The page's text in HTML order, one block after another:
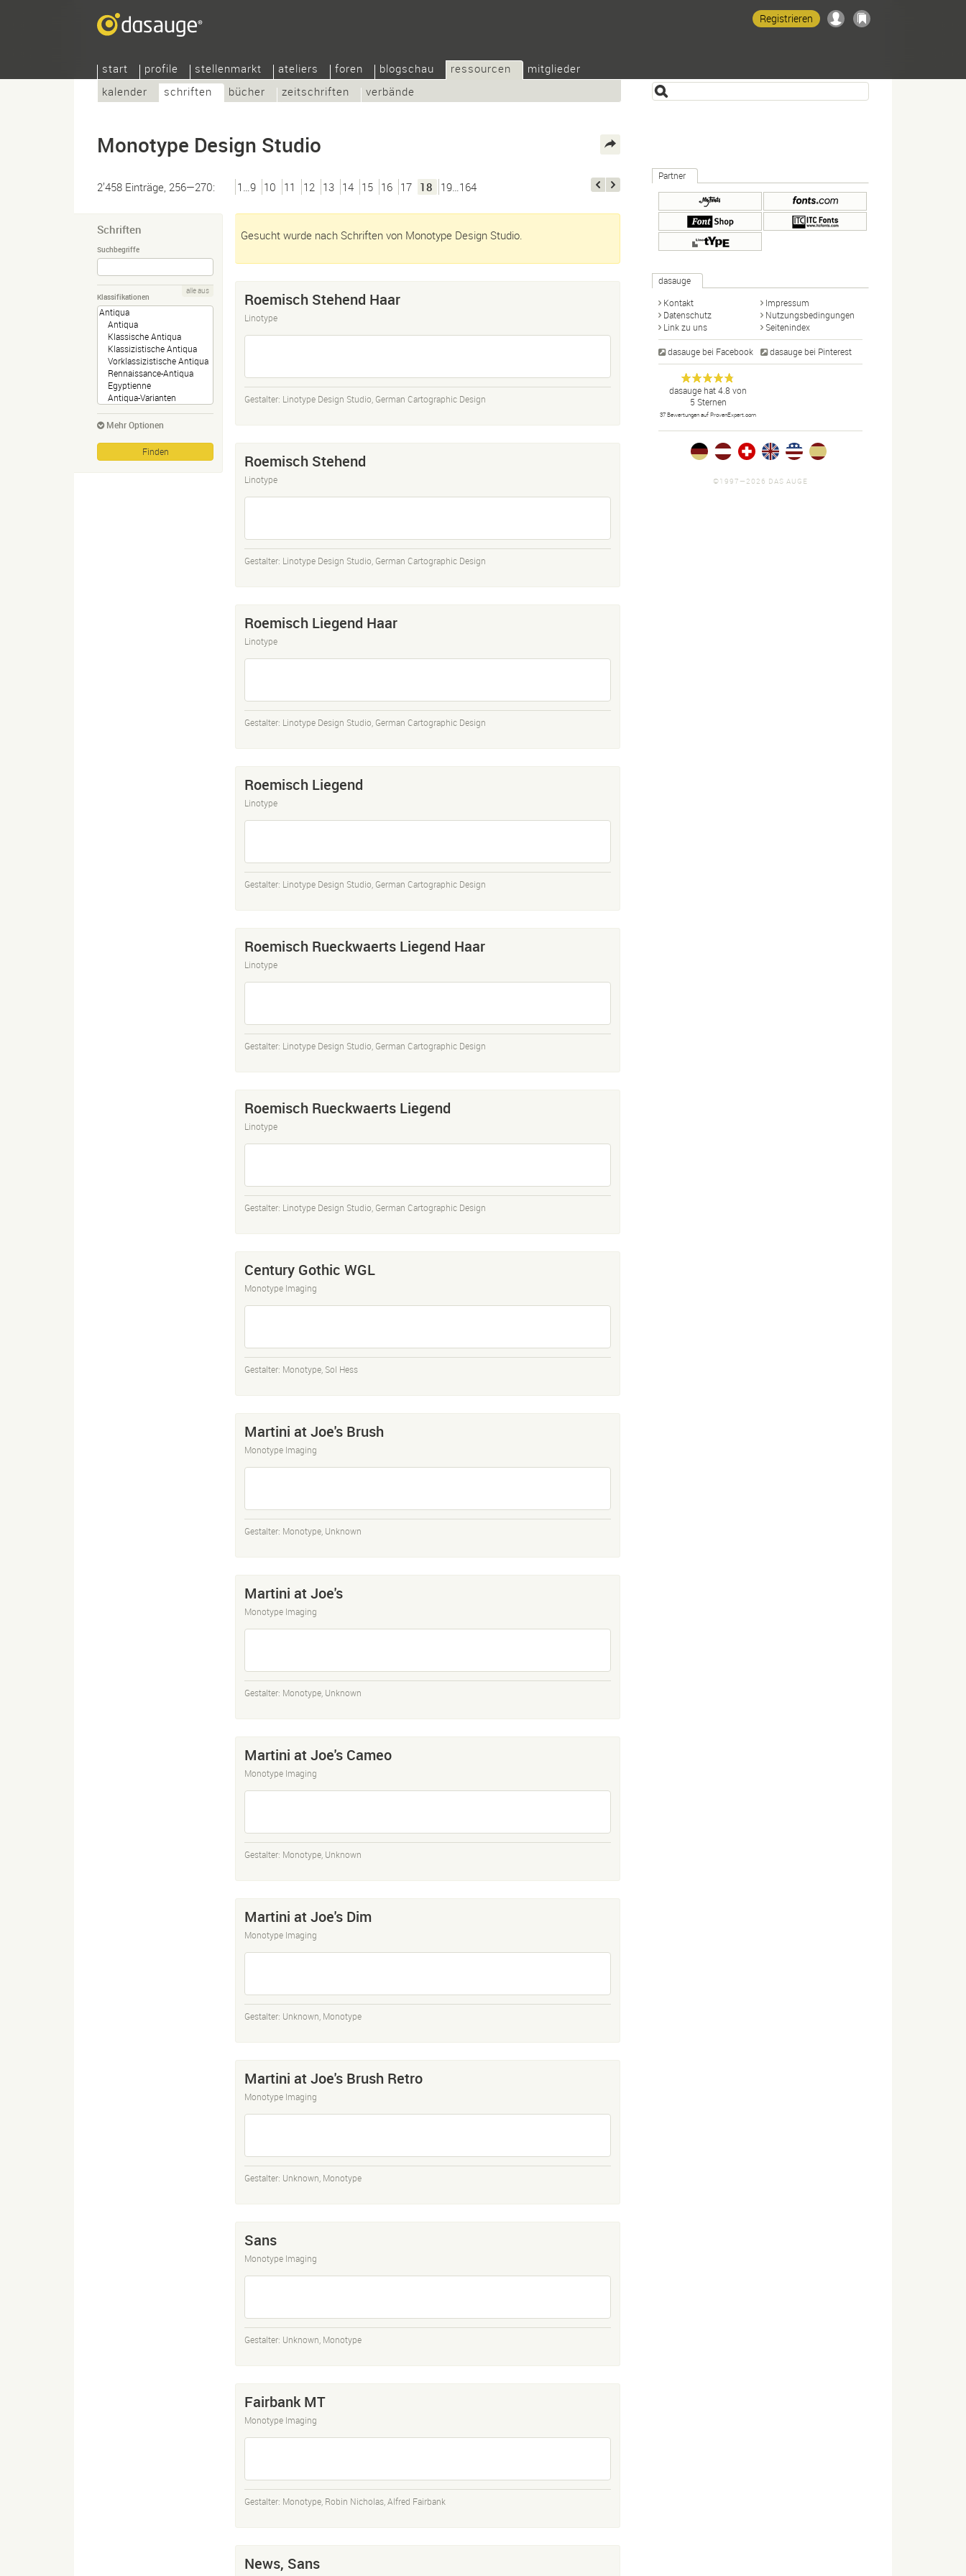
start profile stellenmarkt ateliers foren blogschau
ressourcen
kalender
schriften bücher zeitschriften verbände
mitglieder
Registrieren
Monotype Design Studio
2’458 Einträge, 256—270: 1…9 10 11 12 13 14 15 16 17 18 19…164
Schriften
Suchbegriffe
Klassifikationen
alle aus
Mehr Optionen
Gesucht wurde nach Schriften von Monotype Design Studio.
Roemisch Stehend Haar
Linotype
Gestalter: Linotype Design Studio German Cartographic Design
Roemisch Stehend
Linotype
Gestalter: Linotype Design Studio German Cartographic Design
Roemisch Liegend Haar
Linotype
Gestalter: Linotype Design Studio German Cartographic Design
Roemisch Liegend
Linotype
Gestalter: Linotype Design Studio German Cartographic Design
Roemisch Rueckwaerts Liegend Haar
Linotype
Gestalter: Linotype Design Studio German Cartographic Design
Roemisch Rueckwaerts Liegend
Linotype
Gestalter: Linotype Design Studio German Cartographic Design
Century Gothic WGL
Monotype Imaging
Gestalter: Monotype Sol Hess
Martini at Joe's Brush
Monotype Imaging
Gestalter: Monotype Unknown
Martini at Joe's
Monotype Imaging
Gestalter: Monotype Unknown
Martini at Joe's Cameo
Monotype Imaging
Gestalter: Monotype Unknown
Martini at Joe's Dim
Monotype Imaging
Gestalter: Unknown Monotype
Martini at Joe's Brush Retro
Monotype Imaging
Gestalter: Unknown Monotype
Sans
Monotype Imaging
Gestalter: Unknown Monotype
Fairbank MT
Monotype Imaging
Gestalter: Monotype Robin Nicholas Alfred Fairbank
News, Sans
Partner
dasauge
Kontakt
Impressum
Datenschutz
Nutzungsbedingungen
Link zu uns
Seitenindex
dasauge bei Facebook dasauge bei Pinterest
dasauge
Designer,
Fotografen,
Agenturen,
Portfolios
und Jobs.
Anonym
dasauge hat4.8 von
5 Sternen
37 Bewertungen auf ProvenExpert.com
©1997—2026 DAS AUGE